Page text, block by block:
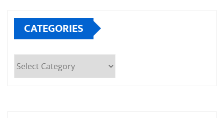
CATEGORIES
Categories